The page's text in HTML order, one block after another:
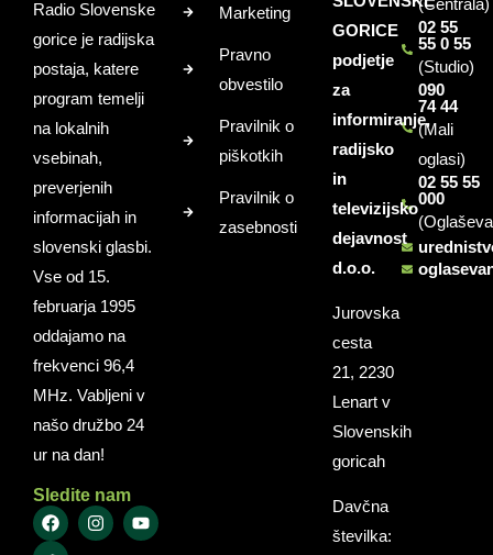
Radio Slovenske
gorice je radijska
postaja, katere
program temelji
na lokalnih
vsebinah,
preverjenih
informacijah in
slovenski glasbi.
Vse od 15.
februarja 1995
oddajamo na
frekvenci 96,4
MHz. Vabljeni v
našo družbo 24
ur na dan!
Sledite nam
Marketing
Pravno
obvestilo
Pravilnik o
piškotkih
Pravilnik o
zasebnosti
GORICE
podjetje
za
informiranje,
radijsko
in
televizijsko
dejavnost
d.o.o.
Jurovska
cesta
21, 2230
Lenart v
Slovenskih
goricah
Davčna
številka:
02 55
55 0 55
(Studio)
090
74 44
(Mali
oglasi)
02 55 55
000